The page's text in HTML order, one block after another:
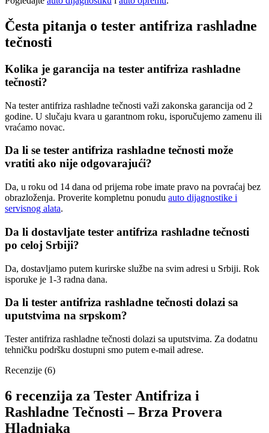
Česta pitanja o tester antifriza rashladne
tečnosti
Kolika je garancija na tester antifriza rashladne
tečnosti?
Na tester antifriza rashladne tečnosti važi zakonska garancija od 2
godine. U slučaju kvara u garantnom roku, isporučujemo zamenu ili
vraćamo novac.
Da li se tester antifriza rashladne tečnosti može
vratiti ako nije odgovarajući?
Da, u roku od 14 dana od prijema robe imate pravo na povraćaj bez
obrazloženja. Proverite kompletnu ponudu auto dijagnostike i
servisnog alata.
Da li dostavljate tester antifriza rashladne tečnosti
po celoj Srbiji?
Da, dostavljamo putem kurirske službe na svim adresi u Srbiji. Rok
isporuke je 1-3 radna dana.
Da li tester antifriza rashladne tečnosti dolazi sa
uputstvima na srpskom?
Tester antifriza rashladne tečnosti dolazi sa uputstvima. Za dodatnu
tehničku podršku dostupni smo putem e-mail adrese.
Recenzije (6)
6 recenzija za Tester Antifriza i
Rashladne Tečnosti – Brza Provera
Hladnjaka